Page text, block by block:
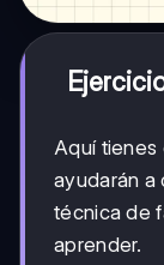
Aquí tienes
ayudarán a
técnica de
aprender.